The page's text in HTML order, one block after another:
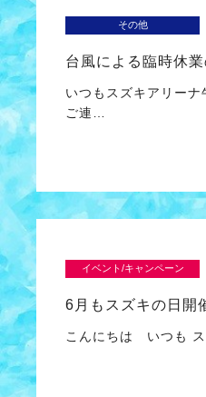
その他
台風による臨時休
いつもスズキアリー
ご連…
イベント/キャンペーン
6月もスズキの日開
こんにちは いつも ス